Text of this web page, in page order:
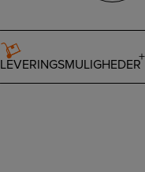
LEVERINGSMULIGHEDER